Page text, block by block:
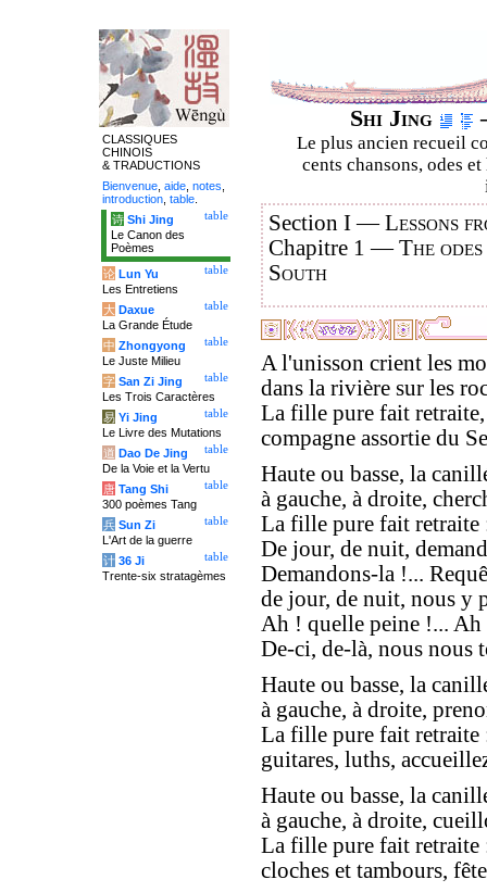
Shi Jing
Le plus ancien recueil
cents chansons, odes
Section I —Lessons
Chapitre 1 —The
South
A l'unisson crient les
dans la rivière sur les
La fille pure fait retraite,
compagne assortie du
Haute ou basse, la
à gauche, à droite,
La fille pure fait retraite
De jour, de nuit,
Demandons-la !...
de jour, de nuit, nous y
Ah ! quelle peine !...
De-ci, de-là, nous nous
Haute ou basse, la
à gauche, à droite,
La fille pure fait retraite
guitares, luths,
Haute ou basse, la
à gauche, à droite,
La fille pure fait retraite
cloches et tambours,
CLASSIQUES
CHINOIS
& TRADUCTIONS
Bienvenue aide notes
introduction table
table
诗 Shi Jing
Le Canon des
Poèmes
table
论 Lun Yu
Les Entretiens
table
大 Daxue
La Grande Étude
table
中 Zhongyong
Le Juste Milieu
table
字 San Zi Jing
Les Trois Caractères
table
易 Yi Jing
Le Livre des Mutations
table
道 Dao De Jing
De la Voie et la Vertu
table
唐 Tang Shi
300 poèmes Tang
table
兵 Sun Zi
L'Art de la guerre
table
计 36 Ji
Trente-six stratagèmes